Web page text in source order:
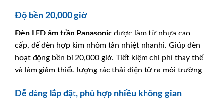
Độ bền 20,000 giờ
Đèn LED âm trần Panasonic được làm từ nhựa cao
cấp, đế đèn hợp kim nhôm tản nhiệt nhanhi. Giúp đèn
hoạt động bền bỉ 20,000 giờ. Tiết kiệm chi phí thay thế
và làm giảm thiểu lượng rác thải điện tử ra môi trường
Dễ dàng lắp đặt, phù hợp nhiều không gian